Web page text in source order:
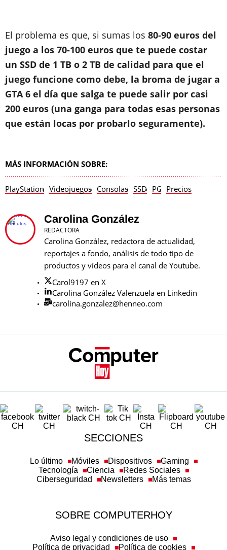
El problema es que, si sumas los 80-90 euros del
juego a los 70-100 euros que te puede costar
un SSD de 1 TB o 2 TB de calidad para que el
juego funcione como debe, la broma de jugar a
GTA 6 el día que salga te puede salir por casi
200 euros (una ganga para todas esas personas
que están locas por probarlo seguramente).
MÁS INFORMACIÓN SOBRE:
PlayStation Videojuegos Consolas SSD PC Precios
Carolina González
REDACTORA
Carolina González, redactora de actualidad,
reportajes a fondo, análisis de todo tipo de
productos y vídeos para el canal de Youtube.
Carol9197 en X
Carolina González Valenzuela en Linkedin
carolina.gonzalez@henneo.com
SECCIONES
Móviles Dispositivos
Aviso legal y condiciones de uso
Misión y valores
Suscripción